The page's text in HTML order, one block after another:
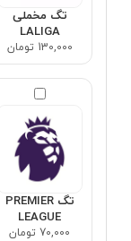
تگ مخملی
LALIGA
130,000 تومان
تگ PREMIER
LEAGUE
70,000 تومان